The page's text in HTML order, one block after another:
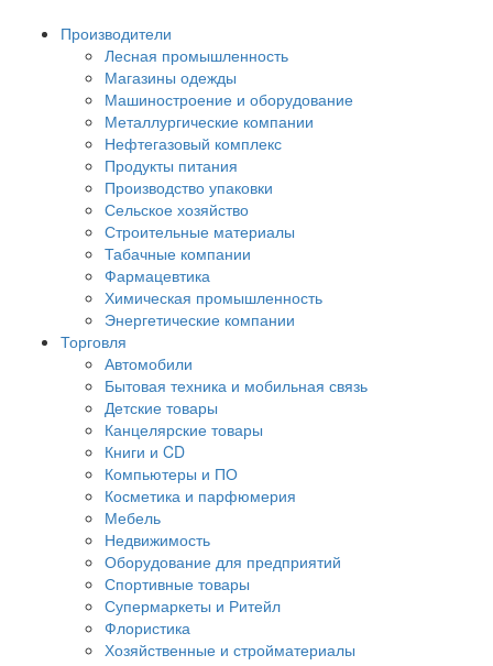
Производители
Лесная промышленность
Магазины одежды
Машиностроение и оборудование
Металлургические компании
Нефтегазовый комплекс
Продукты питания
Производство упаковки
Сельское хозяйство
Строительные материалы
Табачные компании
Фармацевтика
Химическая промышленность
Энергетические компании
Торговля
Автомобили
Бытовая техника и мобильная связь
Детские товары
Канцелярские товары
Книги и CD
Компьютеры и ПО
Косметика и парфюмерия
Мебель
Недвижимость
Оборудование для предприятий
Спортивные товары
Супермаркеты и Ритейл
Флористика
Хозяйственные и стройматериалы